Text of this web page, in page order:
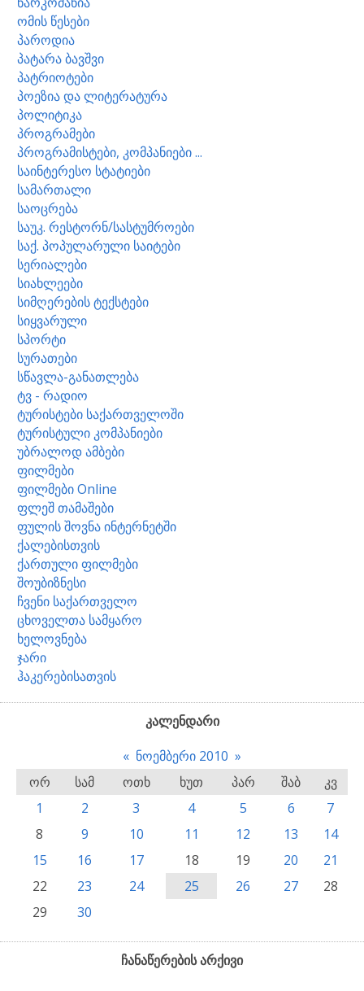
ომის წესები
პაროდია
პატარა ბავშვი
პატრიოტები
პოეზია და ლიტერატურა
პოლიტიკა
პროგრამები
პროგრამისტები, კომპანიები ...
საინტერესო სტატიები
სამართალი
საოცრება
საუკ. რესტორნ/სასტუმროები
საქ. პოპულარული საიტები
სერიალები
სიახლეები
სიმღერების ტექსტები
სიყვარული
სპორტი
სურათები
სწავლა-განათლება
ტვ - რადიო
ტურისტები საქართველოში
ტურისტული კომპანიები
უბრალოდ ამბები
ფილმები
ფილმები Online
ფლეშ თამაშები
ფულის შოვნა ინტერნეტში
ქალებისთვის
ქართული ფილმები
შოუბიზნესი
ჩვენი საქართველო
ცხოველთა სამყარო
ხელოვნება
ჯარი
ჰაკერებისათვის
კალენდარი
« ნოემბერი 2010 »
ორ
სამ ოთხ ხუთ პარ შაბ
კვ
1
2 3 4 5 6
7
8
9 10 11 12 13
14
15
16 17 18 19 20
21
22
23 24 25 26 27
28
29
30
ჩანაწერების არქივი